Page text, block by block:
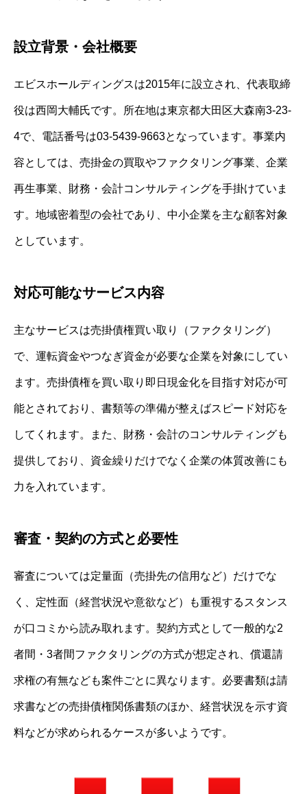
設立背景・会社概要
エビスホールディングスは2015年に設立され、代表取締
役は西岡大輔氏です。所在地は東京都大田区大森南3-23-
4で、電話番号は03-5439-9663となっています。事業内
容としては、売掛金の買取やファクタリング事業、企業
再生事業、財務・会計コンサルティングを手掛けていま
す。地域密着型の会社であり、中小企業を主な顧客対象
としています。
対応可能なサービス内容
主なサービスは売掛債権買い取り（ファクタリング）
で、運転資金やつなぎ資金が必要な企業を対象にしてい
ます。売掛債権を買い取り即日現金化を目指す対応が可
能とされており、書類等の準備が整えばスピード対応を
してくれます。また、財務・会計のコンサルティングも
提供しており、資金繰りだけでなく企業の体質改善にも
力を入れています。
審査・契約の方式と必要性
審査については定量面（売掛先の信用など）だけでな
く、定性面（経営状況や意欲など）も重視するスタンス
が口コミから読み取れます。契約方式として一般的な2
者間・3者間ファクタリングの方式が想定され、償還請
求権の有無なども案件ごとに異なります。必要書類は請
求書などの売掛債権関係書類のほか、経営状況を示す資
料などが求められるケースが多いようです。